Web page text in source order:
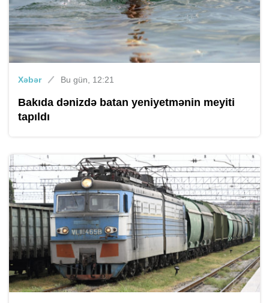
Xəbər Bu gün, 12:21
Bakıda dənizdə batan yeniyetmənin meyiti
tapıldı